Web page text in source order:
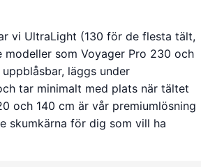
vi UltraLight (130 för de flesta tält,
modeller som Voyager Pro 230 och
läggs under
tar minimalt med plats när tältet
och 140 cm är vår premiumlösning
skumkärna för dig som vill ha